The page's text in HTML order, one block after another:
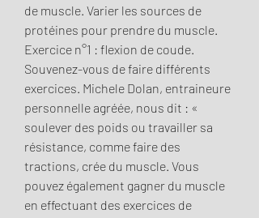
de muscle. Varier les sources de
protéines pour prendre du muscle.
Exercice n°1 : flexion de coude.
Souvenez-vous de faire différents
exercices. Michele Dolan, entraineure
personnelle agréée, nous dit : «
soulever des poids ou travailler sa
résistance, comme faire des
tractions, crée du muscle. Vous
pouvez également gagner du muscle
en effectuant des exercices de